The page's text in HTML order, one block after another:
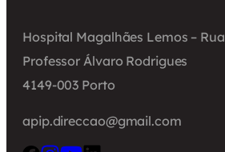
Hospital Magalhães Lemos – Rua
Professor Álvaro Rodrigues
4149-003 Porto
apip.direccao@gmail.com